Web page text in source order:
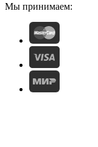
Мы принимаем: